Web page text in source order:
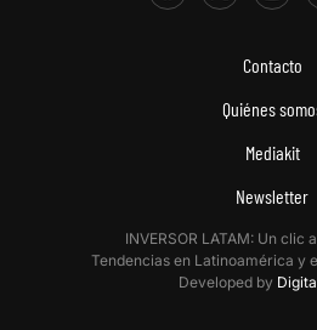
Contacto
Quiénes
Mediakit
Newsletter
INVERSOR LATAM: Un clic
Tendencias en Latinoamérica y
Developed by